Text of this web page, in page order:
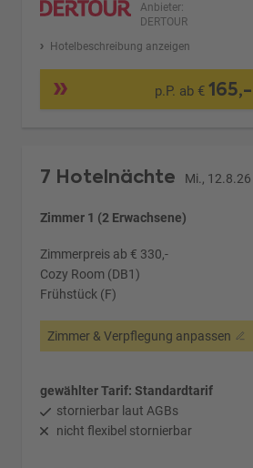
Anbieter:
DERTOUR
Hotelbeschreibung anzeigen
p.P. ab €165,-
7 Hotelnächte Mi., 12.8.26
Zimmer 1 (2 Erwachsene)
Zimmerpreis ab € 330,-
Cozy Room (DB1)
Frühstück (F)
Zimmer & Verpflegung anpassen
gewählter Tarif: Standardtarif
stornierbar laut AGBs
nicht flexibel stornierbar